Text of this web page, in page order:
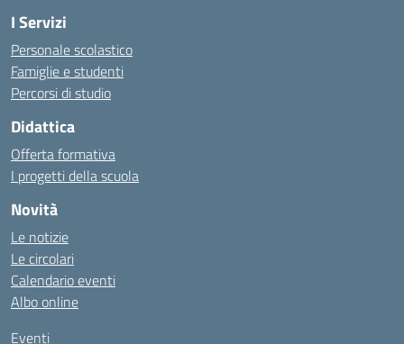
I Servizi
Personale scolastico
Famiglie e studenti
Percorsi di studio
Didattica
Offerta formativa
I progetti della scuola
Novità
Le notizie
Le circolari
Calendario eventi
Albo online
Eventi